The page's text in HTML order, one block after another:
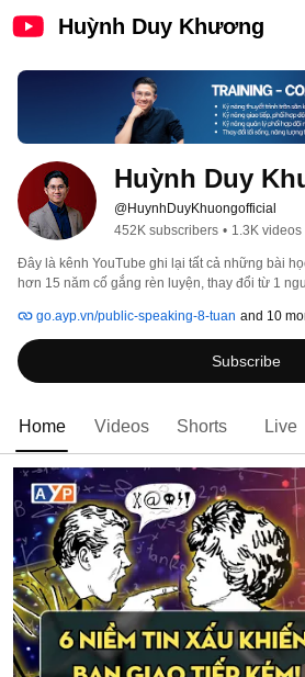
Huỳnh Duy Khương
Huỳnh Duy
@HuynhDuyKhuongofficial
452K subscribers • 1.3K videos
Đây là kênh YouTube ghi lại tất cả những bài
hơn 15 năm cố gắng rèn luyện, thay đổi từ 1
tại AYP
go.ayp.vn/public-speaking-8-tuan and 10
Subscribe
Home Videos Shorts Live